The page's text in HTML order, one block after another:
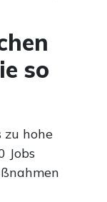
so
zu hohe
Jobs